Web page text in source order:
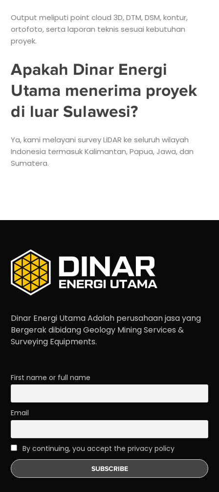
Output meliputi point cloud 3D, DTM, DSM, kontur,
ortofoto, serta laporan teknis sesuai kebutuhan
proyek.
Apakah Dinar Energi
Utama menerima proyek
di luar Sulawesi?
Ya, kami melayani survey LiDAR ke seluruh wilayah
Indonesia termasuk Kalimantan, Papua, Jawa, dan
Sumatera.
Dinar Energi Utama Adalah perusahaan jasa yang
Bergerak dibidang Geology Mining Services &
Surveying Equipments.
First name or full name
Email
By continuing, you accept the privacy policy